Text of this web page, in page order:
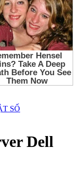
SỐ
Dell